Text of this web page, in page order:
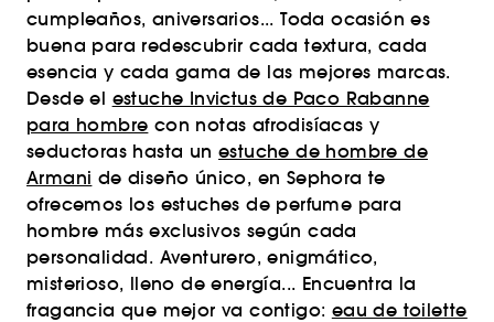
cumpleaños, aniversarios... Toda ocasión es
buena para redescubrir cada textura, cada
esencia y cada gama de las mejores marcas.
Desde el estuche Invictus de Paco Rabanne
para hombre con notas afrodisíacas y
seductoras hasta un estuche de hombre de
Armani de diseño único, en Sephora te
ofrecemos los estuches de perfume para
hombre más exclusivos según cada
personalidad. Aventurero, enigmático,
misterioso, lleno de energía... Encuentra la
fragancia que mejor va contigo: eau de toilette